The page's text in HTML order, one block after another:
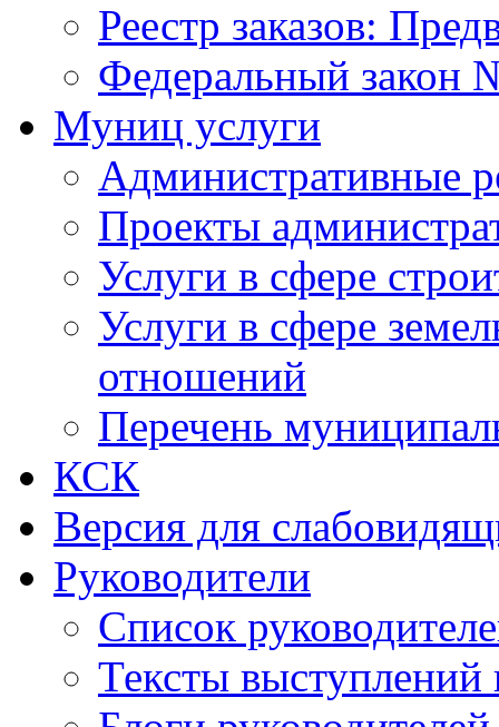
Реестр заказов:
Федеральный закон
Муниц услуги
Административные
Проекты
Услуги в сфере
Услуги в сфере
отношений
Перечень
КСК
Версия для
Руководители
Список
Тексты выступлений